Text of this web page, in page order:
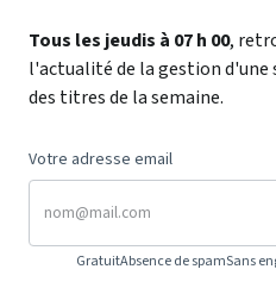
Tous les jeudis à 07 h 00,
l'actualité de la gestion
des titres de la semaine.
Votre adresse email
GratuitAbsence de spamSans